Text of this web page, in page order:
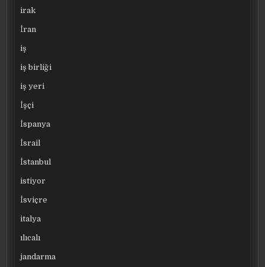
irak
İran
iş
iş birliği
iş yeri
İşçi
İspanya
İsrail
İstanbul
istiyor
İsviçre
italya
ılıcalı
jandarma